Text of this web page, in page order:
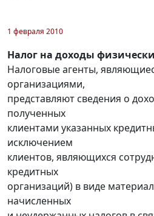
1 февраля 2010
Налог на доходы
Налоговые агенты,
организациями,
представляют сведения о
полученных
клиентами указанных
исключением
клиентов, являющихся
кредитных
организаций) в виде
начисленных